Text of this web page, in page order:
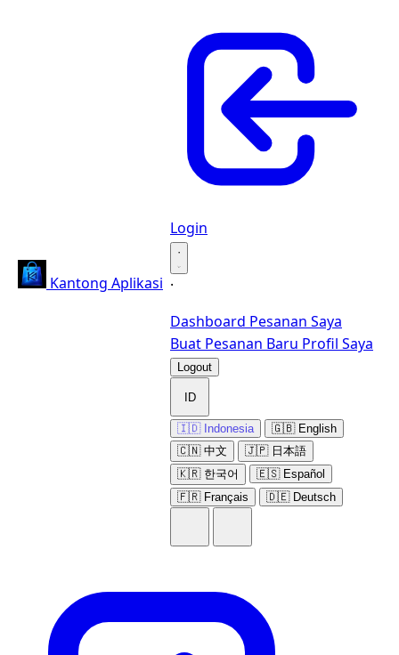
Kantong Aplikasi
Login
·
·
Dashboard Pesanan Saya
Buat Pesanan Baru Profil Saya
Logout
ID
🇮🇩 Indonesia
🇬🇧 English
🇨🇳 中文
🇯🇵 日本語
🇰🇷 한국어
🇪🇸 Español
🇫🇷 Français
🇩🇪 Deutsch